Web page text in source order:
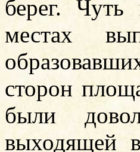
берег.
местах
сторон
были
выходящей